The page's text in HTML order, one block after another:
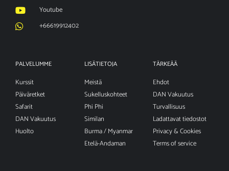
Youtube
+66619912402
PALVELUMME
Kurssit
Päiväretket
Safarit
DAN Vakuutus
Huolto
LISÄTIETOJA
Meistä
Sukelluskohteet
Phi Phi
Similan
Burma / Myanmar
Etelä-Andaman
TÄRKEÄÄ
Ehdot
DAN Vakuutus
Turvallisuus
Ladattavat tiedostot
Privacy & Cookies
Terms of service